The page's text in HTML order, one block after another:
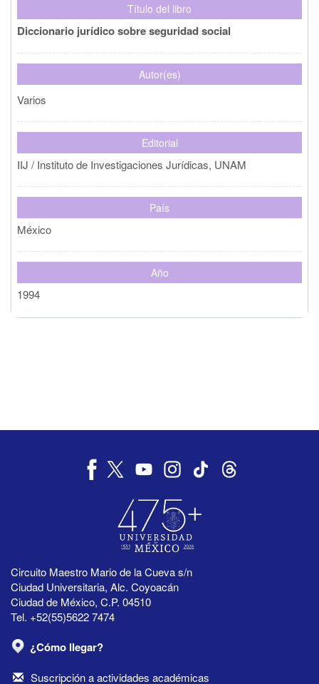
Título del libro
Diccionario jurídico sobre seguridad social
Autor(es)
Varios
Editorial
IIJ / Instituto de Investigaciones Jurídicas, UNAM
País
México
Año
1994
Circuito Maestro Mario de la Cueva s/n
Ciudad Universitaria, Alc. Coyoacán
Ciudad de México, C.P. 04510
Tel. +52(55)5622 7474
¿Cómo llegar?
Suscripción a actividades académicas